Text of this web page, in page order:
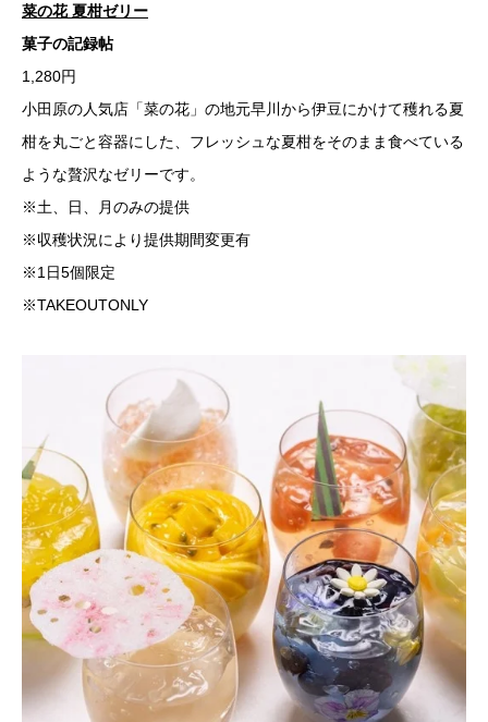
菜の花 夏柑ゼリー
菓子の記録帖
1,280円
小田原の人気店「菜の花」の地元早川から伊豆にかけて穫れる夏
柑を丸ごと容器にした、フレッシュな夏柑をそのまま食べている
ような贅沢なゼリーです。
※土、日、月のみの提供
※収穫状況により提供期間変更有
※1日5個限定
※TAKEOUTONLY